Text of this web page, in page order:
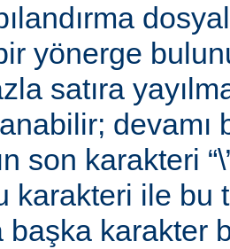
yönerge
satıra
devamı
son karakteri
karakteri ile bu
başka karakter